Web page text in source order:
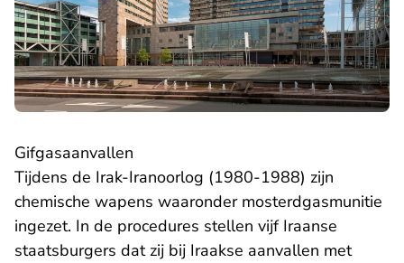
Gifgasaanvallen
Tijdens de Irak-Iranoorlog (1980-1988) zijn
chemische wapens waaronder mosterdgasmunitie
ingezet. In de procedures stellen vijf Iraanse
staatsburgers dat zij bij Iraakse aanvallen met